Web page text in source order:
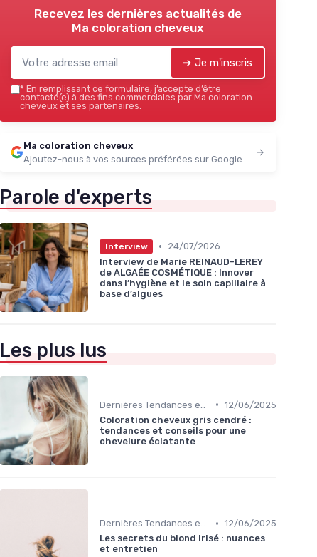
Recevez les dernières actualités de
Ma coloration cheveux
➔ Je m'inscris
* En remplissant ce formulaire, j’accepte d’être
contacté(e) à des fins commerciales par Ma coloration
cheveux et ses partenaires.
Ma coloration cheveux
Ajoutez-nous à vos sources préférées sur Google
Parole d'experts
Interview •
24/07/2026
Interview de Marie REINAUD-LEREY
de ALGAÉE COSMÉTIQUE : Innover
dans l’hygiène et le soin capillaire à
base d’algues
Les plus lus
• 12/06/2025
Coloration cheveux gris cendré :
tendances et conseils pour une
chevelure éclatante
Dernières Tendances en Coloration • 12/06/2025
Les secrets du blond irisé : nuances
et entretien